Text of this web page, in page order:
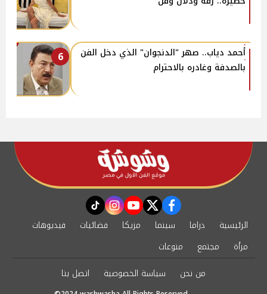
6
أحمد دياب.. صهر "الدنجوان" الذي دخل الفن
بالصدفة وغادره بالاحترام
facebook
twitter
youtube
instagram
tiktok
الرئيسية دراما سينما مزيكا فضائيات
فيديوهات
مرأة
مجتمع
منوعات
من نحن
سياسة الخصوصية اتصل بنا